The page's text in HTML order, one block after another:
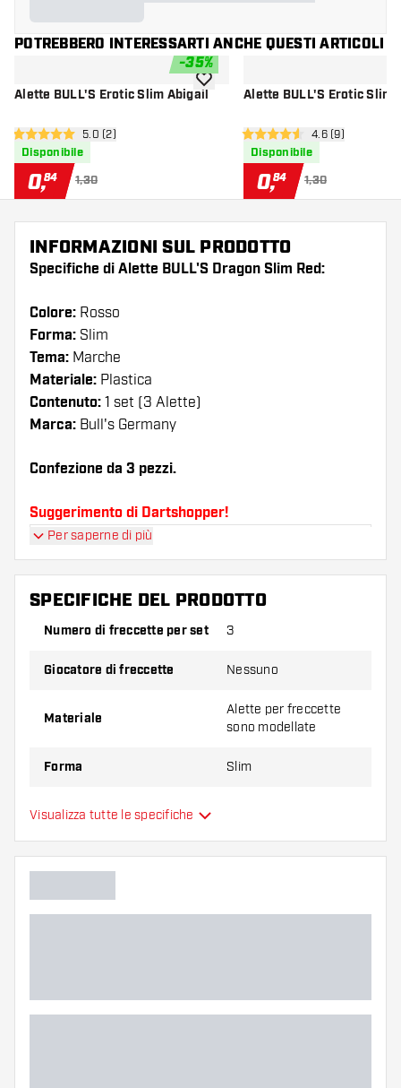
POTREBBERO INTERESSARTI ANCHE QUESTI ARTICOLI
-35%
Alette BULL'S Erotic Slim Abigail
apri pannello recensioni
5 stelle di valutazione
5.0 (2)
Disponibile
0,84 1,30
aggiungi alla lista dei desideri
Alette BULL'S Erotic Slim
apri pannello
4.6 stelle di valutazione
4.6 (9)
Disponibile
0,84 1,30
INFORMAZIONI SUL PRODOTTO
Specifiche di Alette BULL'S Dragon Slim Red:
Colore: Rosso
Forma: Slim
Tema: Marche
Materiale: Plastica
Contenuto: 1 set (3 Alette)
Marca: Bull's Germany
Confezione da 3 pezzi.
Suggerimento di Dartshopper!
numero di alette e di astine. Questi possono
danneggiarsi o rompersi con l'uso.
spessore diverso di alette per scoprire quale
Per saperne di più
SPECIFICHE DEL PRODOTTO
Numero di freccette per set 3
Giocatore di freccette Nessuno
Materiale
Alette per freccette
sono modellate
Forma Slim
Tipo
Colore principale
Visualizza tutte le specifiche